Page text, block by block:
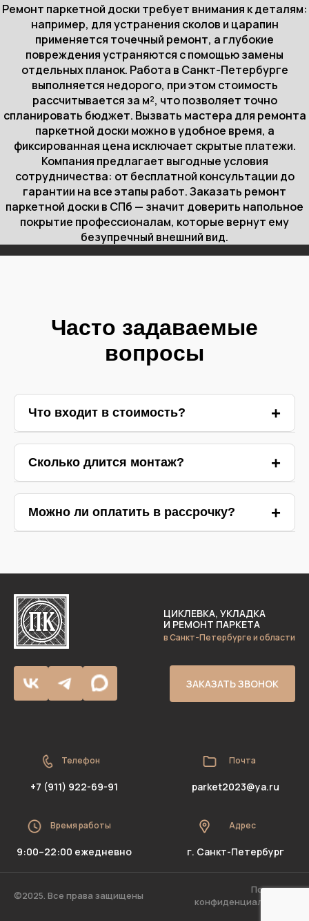
Ремонт паркетной доски требует внимания к деталям:
например, для устранения сколов и царапин
применяется точечный ремонт, а глубокие
повреждения устраняются с помощью замены
отдельных планок. Работа в Санкт-Петербурге
выполняется недорого, при этом стоимость
рассчитывается за м², что позволяет точно
спланировать бюджет. Вызвать мастера для ремонта
паркетной доски можно в удобное время, а
фиксированная цена исключает скрытые платежи.
Компания предлагает выгодные условия
сотрудничества: от бесплатной консультации до
гарантии на все этапы работ. Заказать ремонт
паркетной доски в СПб — значит доверить напольное
покрытие профессионалам, которые вернут ему
безупречный внешний вид.
Часто задаваемые
вопросы
Что входит в стоимость?
Сколько длится монтаж?
Можно ли оплатить в рассрочку?
ЦИКЛЕВКА, УКЛАДКА
И РЕМОНТ ПАРКЕТА
в Санкт-Петербурге и области
ЗАКАЗАТЬ ЗВОНОК
Телефон
+7 (911) 922-69-91
Почта
parket2023@ya.ru
Время работы
9:00–22:00 ежедневно
Адрес
г. Санкт-Петербург
©2025. Все права защищены
Политика
конфиденциальности